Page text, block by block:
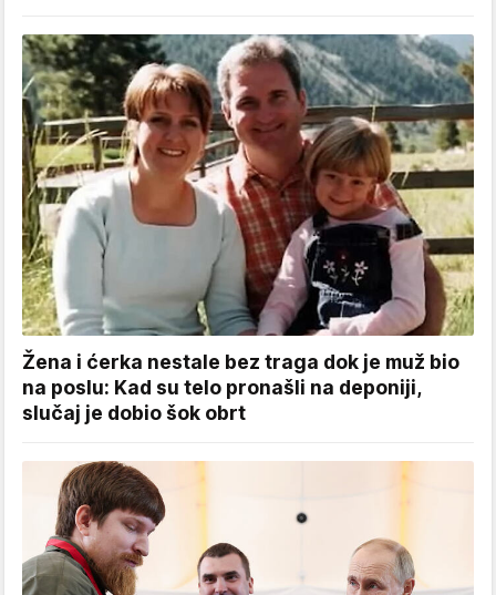
Žena i ćerka nestale bez traga dok je muž bio
na poslu: Kad su telo pronašli na deponiji,
slučaj je dobio šok obrt